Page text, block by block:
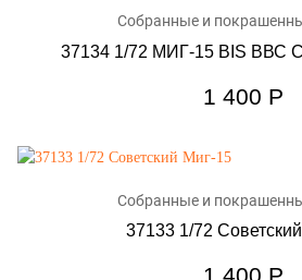
Собранные и
37134 1/72 МИГ-15 BIS ВВС
1 400 Р
Собранные и
37133 1/72